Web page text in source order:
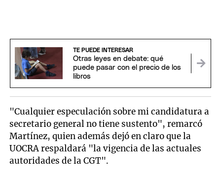
TE PUEDE INTERESAR
Otras leyes en debate: qué
puede pasar con el precio de los
libros
"Cualquier especulación sobre mi candidatura a
secretario general no tiene sustento", remarcó
Martínez, quien además dejó en claro que la
UOCRA respaldará "la vigencia de las actuales
autoridades de la CGT".